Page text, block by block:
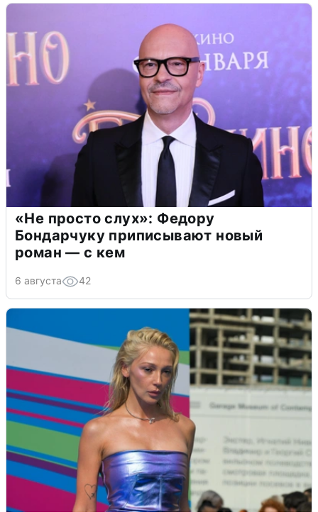
«Не просто слух»: Федору
Бондарчуку приписывают новый
роман — с кем
6 августа 42